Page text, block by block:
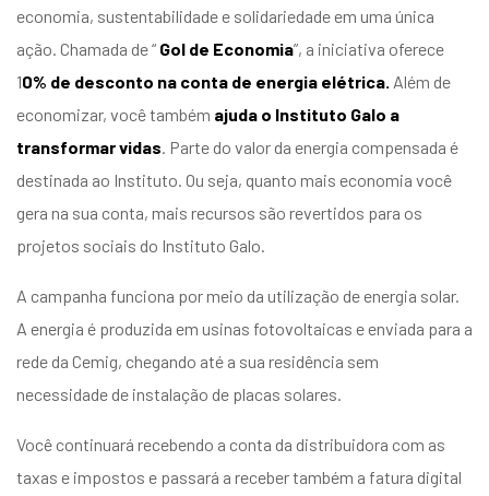
economia, sustentabilidade e solidariedade em uma única
ação. Chamada de “ Gol de Economia”, a iniciativa oferece
10% de desconto na conta de energia elétrica. Além de
economizar, você também ajuda o Instituto Galo a
transformar vidas. Parte do valor da energia compensada é
destinada ao Instituto. Ou seja, quanto mais economia você
gera na sua conta, mais recursos são revertidos para os
projetos sociais do Instituto Galo.
A campanha funciona por meio da utilização de energia solar.
A energia é produzida em usinas fotovoltaicas e enviada para a
rede da Cemig, chegando até a sua residência sem
necessidade de instalação de placas solares.
Você continuará recebendo a conta da distribuidora com as
taxas e impostos e passará a receber também a fatura digital